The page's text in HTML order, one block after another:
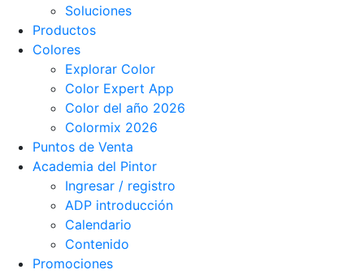
Soluciones
Productos
Colores
Explorar Color
Color Expert App
Color del año 2026
Colormix 2026
Puntos de Venta
Academia del Pintor
Ingresar / registro
ADP introducción
Calendario
Contenido
Promociones